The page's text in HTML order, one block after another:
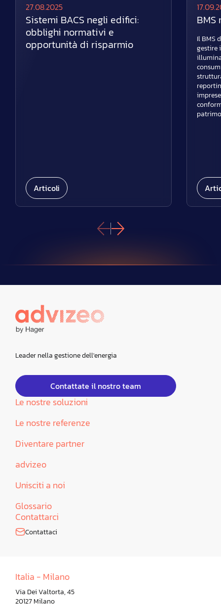
27.08.2025
Sistemi BACS negli edifici:
obblighi normativi e
opportunità di risparmio
Articoli
Il BMS
gestire
Leader nella gestione dell'energia
Contattate il nostro team
Le nostre soluzioni
Le nostre referenze
Diventare partner
advizeo
Unisciti a noi
Glossario
Contattarci
Contattaci
Italia - Milano
Via Dei Valtorta, 45
20127 Milano